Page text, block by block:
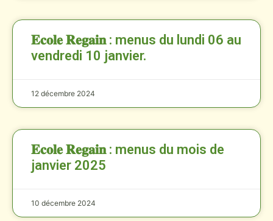
𝐄𝐜𝐨𝐥𝐞 𝐑𝐞𝐠𝐚𝐢𝐧 : menus du lundi 06 au
vendredi 10 janvier.
12 décembre 2024
𝐄𝐜𝐨𝐥𝐞 𝐑𝐞𝐠𝐚𝐢𝐧 : menus du mois de
janvier 2025
10 décembre 2024